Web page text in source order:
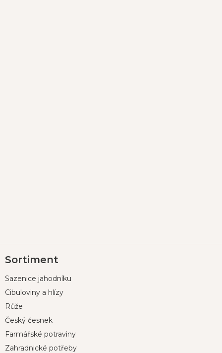
á
a
Sortiment
Sazenice jahodníku
Cibuloviny a hlízy
Růže
Český česnek
Farmářské potraviny
Zahradnické potřeby